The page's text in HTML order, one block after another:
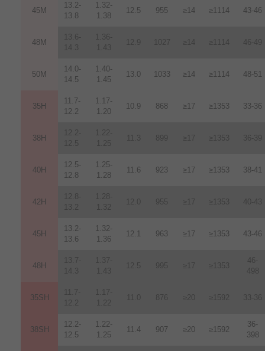
45M
13.2-
13.8
1.32-
1.38
12.5 955 ≥14 ≥1114 43-46
48M
13.6-
14.3
1.36-
1.43
12.9 1027 ≥14 ≥1114 46-49
50M
14.0-
14.5
1.40-
1.45
13.0 1033 ≥14 ≥1114 48-51
35H
11.7-
12.2
1.17-
1.20
10.9 868 ≥17 ≥1353 33-36
38H
12.2-
12.5
1.22-
1.25
11.3 899 ≥17 ≥1353 36-39
40H
12.5-
12.8
1.25-
1.28
11.6 923 ≥17 ≥1353 38-41
42H
12.8-
13.2
1.28-
1.32
12 0 955 ≥17 ≥1353 40-43
45H
13.2-
13.6
1.32-
1.36
12.1 963 ≥17 ≥1353 43-46
48H
13.7-
14.3
1.37-
1.43
12.5 995 ≥17 ≥1353
46-
498
35SH
11.7-
12.2
1.17-
1.22
11.0 876 ≥20 ≥1592 33-36
38SH
12.2-
12.5
1.22-
1.25
11.4 907 ≥20 ≥1592
36-
398